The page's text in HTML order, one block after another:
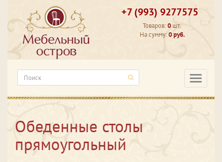
+7 (993) 9277575
Товаров:0 шт.
На сумму:0 руб.
Обеденные столы
прямоугольный